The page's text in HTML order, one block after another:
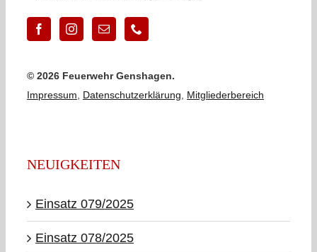
© 2026 Feuerwehr Genshagen.
Impressum
Datenschutzerklärung Mitgliederbereich
NEUIGKEITEN
Einsatz 079/2025
Einsatz 078/2025